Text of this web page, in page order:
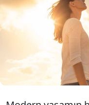
tatmin edici
gezmek
zamanda
ve en
bulmakta